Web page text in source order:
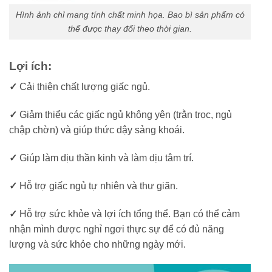
Hình ảnh chỉ mang tính chất minh họa. Bao bì sản phẩm có
thể được thay đổi theo thời gian.
Lợi ích:
✓ Cải thiện chất lượng giấc ngủ.
✓ Giảm thiểu các giấc ngủ không yên (trằn trọc, ngủ
chập chờn) và giúp thức dậy sảng khoái.
✓ Giúp làm dịu thần kinh và làm dịu tâm trí.
✓ Hỗ trợ giấc ngủ tự nhiên và thư giãn.
✓ Hỗ trợ sức khỏe và lợi ích tổng thể. Bạn có thể cảm
nhận mình được nghỉ ngơi thực sự để có đủ năng
lượng và sức khỏe cho những ngày mới.